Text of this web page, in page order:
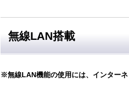
無線LAN搭載
※無線LAN機能の使用には、インター